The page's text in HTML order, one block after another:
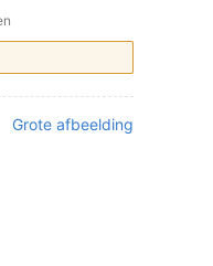
Grote afbeelding